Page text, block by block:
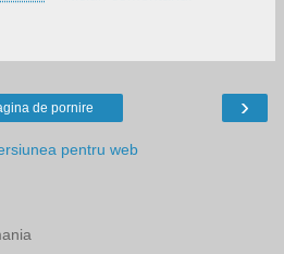
›
de pornire
pentru web